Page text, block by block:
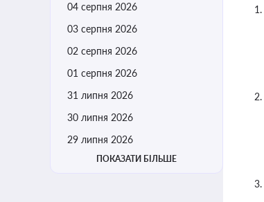
04 серпня 2026
03 серпня 2026
02 серпня 2026
01 серпня 2026
31 липня 2026
30 липня 2026
29 липня 2026
ПОКАЗАТИ БІЛЬШЕ